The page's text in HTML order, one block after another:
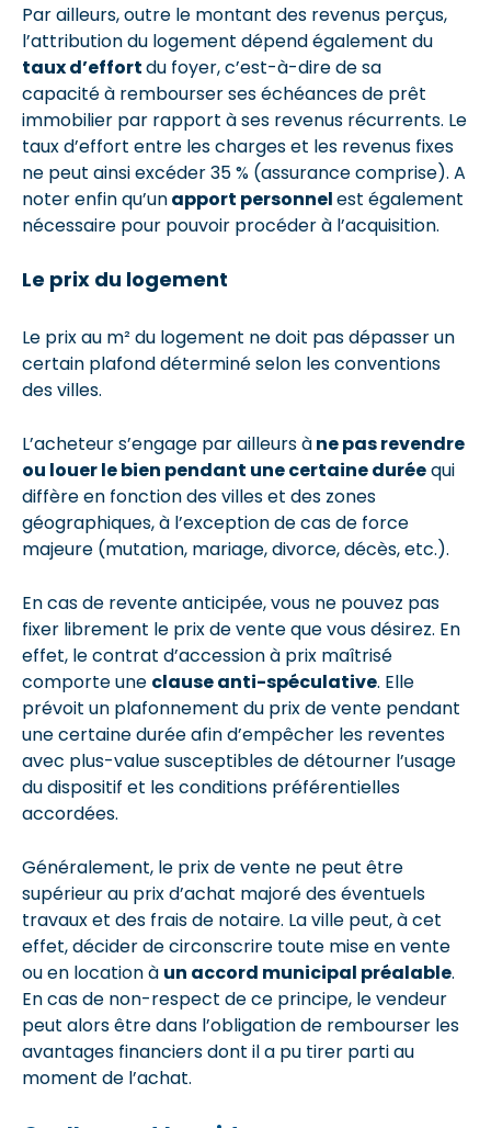
Par ailleurs, outre le montant des revenus perçus,
l’attribution du logement dépend également du
taux d’effortdu foyer, c’est-à-dire de sa
capacité à rembourser ses échéances de prêt
immobilier par rapport à ses revenus récurrents. Le
taux d’effort entre les charges et les revenus fixes
ne peut ainsi excéder 35 % (assurance comprise). A
noter enfin qu’unapport personnelest également
nécessaire pour pouvoir procéder à l’acquisition.
Le prix du logement
Le prix au m² du logement ne doit pas dépasser un
certain plafond déterminé selon les conventions
des villes.
L’acheteur s’engage par ailleurs àne pas revendre
ou louer le bien pendant une certaine duréequi
diffère en fonction des villes et des zones
géographiques, à l’exception de cas de force
majeure (mutation, mariage, divorce, décès, etc.).
En cas de revente anticipée, vous ne pouvez pas
fixer librement le prix de vente que vous désirez. En
effet, le contrat d’accession à prix maîtrisé
comporte une clause anti-spéculative. Elle
prévoit un plafonnement du prix de vente pendant
une certaine durée afin d’empêcher les reventes
avec plus-value susceptibles de détourner l’usage
du dispositif et les conditions préférentielles
accordées.
Généralement, le prix de vente ne peut être
supérieur au prix d’achat majoré des éventuels
travaux et des frais de notaire. La ville peut, à cet
effet, décider de circonscrire toute mise en vente
ou en location à un accord municipal préalable.
En cas de non-respect de ce principe, le vendeur
peut alors être dans l’obligation de rembourser les
avantages financiers dont il a pu tirer parti au
moment de l’achat.